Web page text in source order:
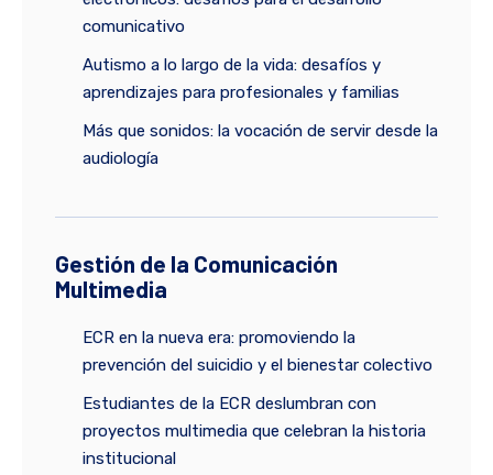
comunicativo
Autismo a lo largo de la vida: desafíos y
aprendizajes para profesionales y familias
Más que sonidos: la vocación de servir desde la
audiología
Gestión de la Comunicación
Multimedia
ECR en la nueva era: promoviendo la
prevención del suicidio y el bienestar colectivo
Estudiantes de la ECR deslumbran con
proyectos multimedia que celebran la historia
institucional